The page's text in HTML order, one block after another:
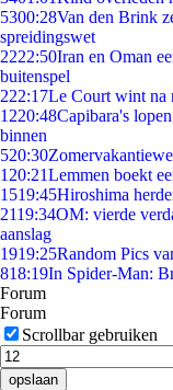
5300:28Van den Brink
spreidingswet
2222:50Iran en Oman
buitenspel
222:17Le Court wint na
1220:48Capibara's
binnen
520:30
1 20:21Lemmen boekt
1519:45Hiroshima
2119:34OM: vierde
aanslag
1919:25Random Pics
818:19In Spider-Man:
Forum
Forum
Scrollbar gebruiken
opslaan